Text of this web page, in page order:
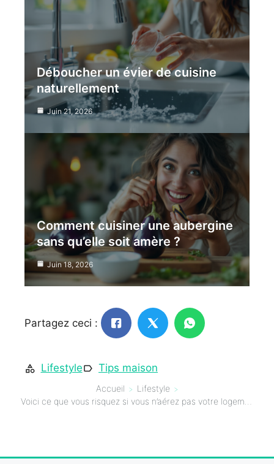
Déboucher un évier de cuisine
naturellement
Juin 21, 2026
Comment cuisiner une aubergine
sans qu’elle soit amère ?
Juin 18, 2026
Partagez ceci :
Lifestyle Tips maison
Accueil
Lifestyle